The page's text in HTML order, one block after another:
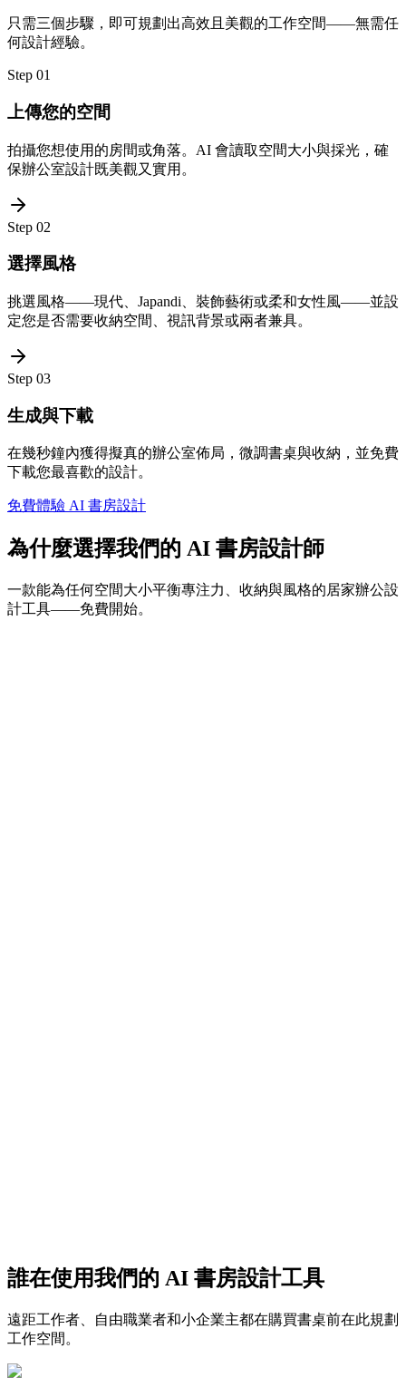
只需三個步驟，即可規劃出高效且美觀的工作空間——無需任
何設計經驗。
Step 01
上傳您的空間
拍攝您想使用的房間或角落。AI 會讀取空間大小與採光，確
保辦公室設計既美觀又實用。
Step 02
選擇風格
挑選風格——現代、Japandi、裝飾藝術或柔和女性風——並設
定您是否需要收納空間、視訊背景或兩者兼具。
Step 03
生成與下載
在幾秒鐘內獲得擬真的辦公室佈局，微調書桌與收納，並免費
下載您最喜歡的設計。
免費體驗 AI 書房設計
為什麼選擇我們的 AI 書房設計師
一款能為任何空間大小平衡專注力、收納與風格的居家辦公設
計工具——免費開始。
免費開始
誰在使用我們的 AI 書房設計工具
遠距工作者、自由職業者和小企業主都在購買書桌前在此規劃
工作空間。